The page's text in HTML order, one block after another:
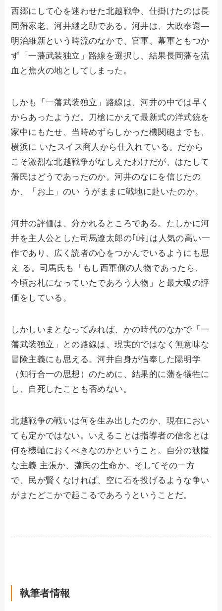
西郷にして心を迷わせた北越戦争、仕掛けたのは長
岡藩家老、河井継之助である。河井は、大政奉還―
明治維新という時流のなかで、官軍、幕軍ともつか
ず「一藩武装独立」路線を選択し、結果長岡藩を流
血と焦火の地としてしまった。
しかも「一藩武装独立」路線は、河井の中では早く
からあったようだ。刀槍にかえて最新式の洋式銃を
家中にもたせ、当時めずらしかった機関砲までも、
横浜に いたスイス商人から仕入れている。だから
こそ激烈な北越戦争がなしえたわけだが、はたして
藩民はどうであったのか。河井のなにを信じたの
か、「お上」のい うがままに戦地に赴いたのか。
河井の評価は、分かれるところである。たしかに河
井を主人公とした司馬遼太郎の｢峠｣は人気の高い一
作であり、広く読者の心をつかんでいるようにも思
え る。司馬氏も「もし西軍側の人物であったら、
今頃お札になっていたであろう人物」と最大級の評
価をしている。
しかしいまとなってみれば、かの時代のなかで「一
藩武装独立」との路線は、現実的ではなく無意味な
冒険主義にも思える。河井自身が信奉した陽明学
（知行合一の思想）のために、結果的に藩を犠牲に
し、自死したことも否めない。
北越戦争の戦いは何を生み出したのか、現在におい
ても定かではない。いえることは指導者の信念とは
何を機軸におくべきなのかということ。自分の狭隘
な主義 主張か、藩民の生命か。そしてその一方
で、民が賢くなければ、空に石を投げるような争い
がまたどこかで起こるであろうということだ。
執筆者情報